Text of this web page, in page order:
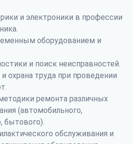
и электроники в профессии
оборудованием и
и поиск неисправностей.
охрана труда при проведении
ремонта различных
(автомобильного,
бытового).
обслуживания и